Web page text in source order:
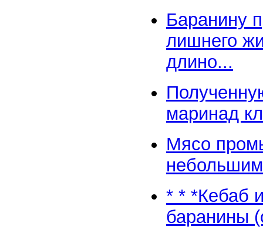
Баранину
лишнего
длино...
маринад
Мясо
* * *Кебаб
баранины